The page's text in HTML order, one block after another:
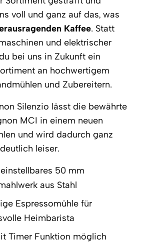
voll und ganz auf das, was
Kaffee. Statt
und elektrischer
bei uns in Zukunft ein
an hochwertigem
und Zubereitern.
Silenzio lässt die bewährte
MCI in einem neuen
und wird dadurch ganz
leiser.
50 mm
aus Stahl
Espressomühle für
Heimbarista
Timer Funktion möglich